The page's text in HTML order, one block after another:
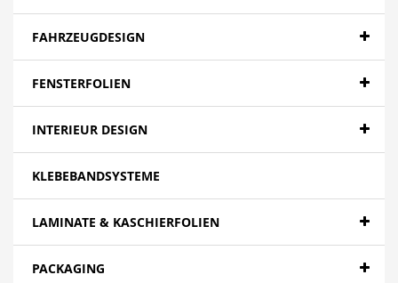
FAHRZEUGDESIGN
FENSTERFOLIEN
INTERIEUR DESIGN
KLEBEBANDSYSTEME
LAMINATE & KASCHIERFOLIEN
PACKAGING